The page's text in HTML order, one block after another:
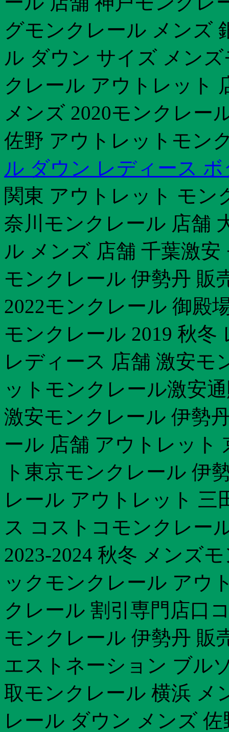
グモンクレール メンズ
ル ダウン サイズ メン
クレール アウトレット
メンズ 2020モンクレー
佐野 アウトレットモン
ル ダウン レディース ボ
関東 アウトレット モン
奈川モンクレール 店舗
ル メンズ 店舗 千葉激
モンクレール 伊勢丹 販
2022モンクレール 御殿
モンクレール 2019 秋
レディース 店舗 激安モ
ットモンクレール激安
激安モンクレール 伊勢
ール 店舗 アウトレット
ト東京モンクレール 伊
レール アウトレット 三
ス コストコモンクレー
2023-2024 秋冬 メンズ
ックモンクレール アウ
クレール 割引専門店口
モンクレール 伊勢丹 販
エストネーション ブル
取モンクレール 横浜 メ
レール ダウン メンズ